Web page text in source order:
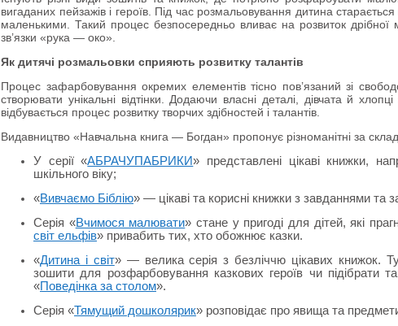
вигаданих пейзажів і героїв. Під час розмальовування дитина
маленькими. Такий процес безпосередньо вливає на розвиток
зв’язки «рука — око».
Як дитячі розмальовки сприяють розвитку талантів
Процес зафарбовування окремих елементів тісно пов’язаний зі
створювати унікальні відтінки. Додаючи власні деталі, дівчата й
відбувається процес розвитку творчих здібностей і талантів.
Видавництво «Навчальна книга — Богдан» пропонує різноманітні за
У серії «АБРАЧУПАБРИКИ» представлені цікаві книжки,
шкільного віку;
«Вивчаємо Біблію» — цікаві та корисні книжки з завданнями та
Серія «Вчимося малювати» стане у пригоді для дітей, які
світ ельфів» привабить тих, хто обожнює казки.
«Дитина і світ» — велика серія з безліччю цікавих книжок.
зошити для розфарбовування казкових героїв чи підібрати
«Поведінка за столом».
Серія «Тямущий дошколярик» розповідає про явища та